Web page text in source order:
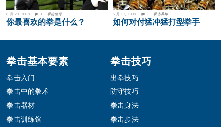
6 月 20, 2008 拳击信件
0
你最喜欢的拳是什么？
6 月 12, 2008 拳击风格
0
如何对付猛冲猛打型拳手
Footer
拳击基本要素
拳击入门
拳击中的拳术
拳击器材
拳击训练馆
拳击技巧
出拳技巧
防守技巧
拳击身法
拳击步法